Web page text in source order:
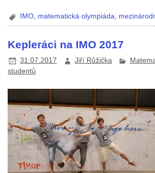
IMO, matematická olympiáda,
Kepleráci na IMO 2017
31.07.2017 Jiří Růžička
studentů